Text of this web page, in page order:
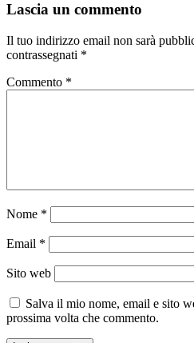
Lascia un commento
Il tuo indirizzo email non sarà
contrassegnati *
Commento *
Nome *
Email *
Sito web
Salva il mio nome, email e sito
prossima volta che commento.